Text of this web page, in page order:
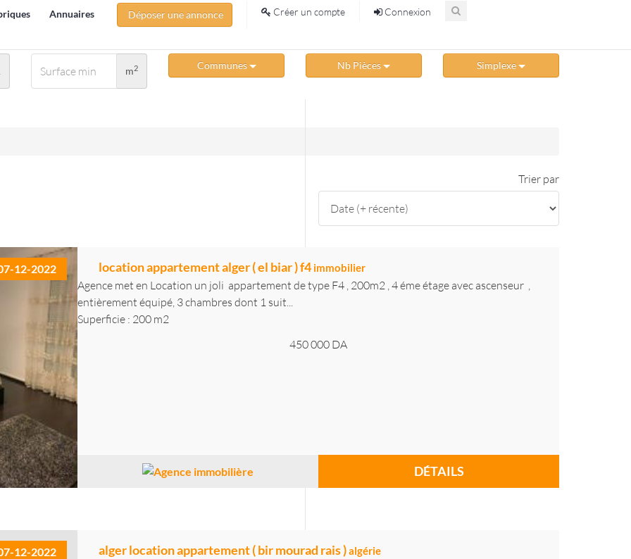
Annuaires Déposer une annonce Créer un compte Connexion
m2 Communes Nb Pièces Simplexe
Trier par
12-2022 location appartement alger ( el biar ) f4 immobilier
Agence met en Location un joli appartement de type F4 , 200m2 , 4 éme étage avec ascenseur ,
entièrement équipé, 3 chambres dont 1 suit...
Superficie : 200 m2
450 000 DA
DÉTAILS
12-2022 alger location appartement ( bir mourad rais )algérie